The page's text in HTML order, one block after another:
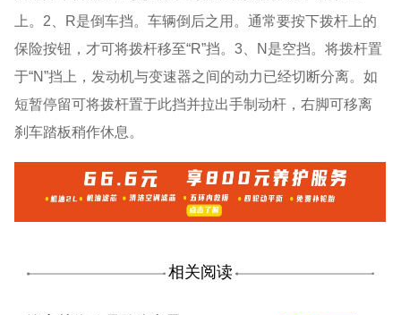
上。2、R是倒车挡。车辆倒后之用。通常要按下拨杆上的
保险按钮，才可将拨杆移至“R”挡。3、N是空挡。将拨杆置
于“N”挡上，发动机与变速器之间的动力已经切断分离。如
短暂停留可将拨杆置于此挡并拉出手制动杆，右脚可移离
刹车踏板稍作休息。
相关阅读